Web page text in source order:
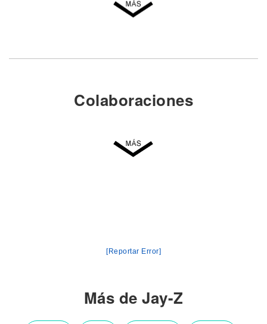
Colaboraciones
[Reportar Error]
Más de Jay-Z